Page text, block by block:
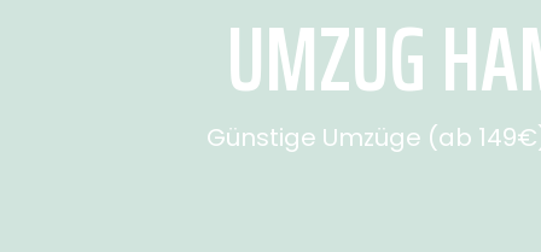
UMZUG
Günstige Umzüge (ab